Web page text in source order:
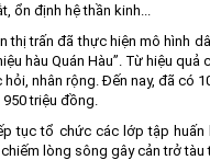
ổn định hệ thần kinh...
thị trấn đã thực hiện mô hình
hàu Quán Hàu”. Từ hiệu
hỏi, nhân rộng. Đến nay, đã
triệu đồng.
tục tổ chức các lớp tập
lòng sông gây cản trở